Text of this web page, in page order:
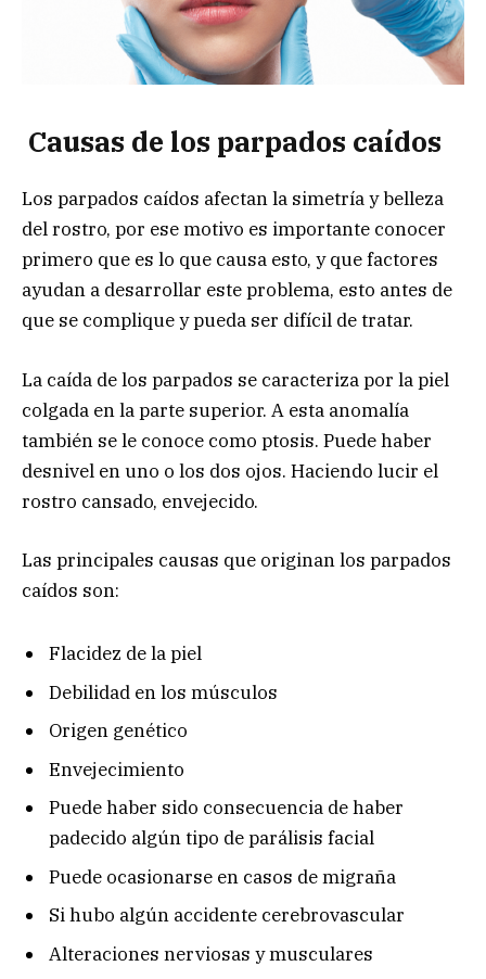
Causas de los parpados caídos
Los parpados caídos afectan la simetría y belleza
del rostro, por ese motivo es importante conocer
primero que es lo que causa esto, y que factores
ayudan a desarrollar este problema, esto antes de
que se complique y pueda ser difícil de tratar.
La caída de los parpados se caracteriza por la piel
colgada en la parte superior. A esta anomalía
también se le conoce como ptosis. Puede haber
desnivel en uno o los dos ojos. Haciendo lucir el
rostro cansado, envejecido.
Las principales causas que originan los parpados
caídos son:
Flacidez de la piel
Debilidad en los músculos
Origen genético
Envejecimiento
Puede haber sido consecuencia de haber
padecido algún tipo de parálisis facial
Puede ocasionarse en casos de migraña
Si hubo algún accidente cerebrovascular
Alteraciones nerviosas y musculares